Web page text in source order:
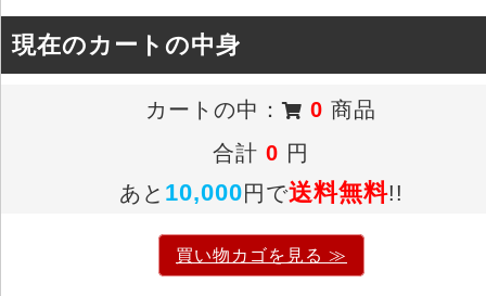
現在のカートの中身
カートの中： 0 商品
合計0 円
あと 10,000円で送料無料!!
買い物カゴを見る ≫